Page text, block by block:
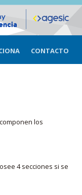
CONTACTO
los
4 secciones si se